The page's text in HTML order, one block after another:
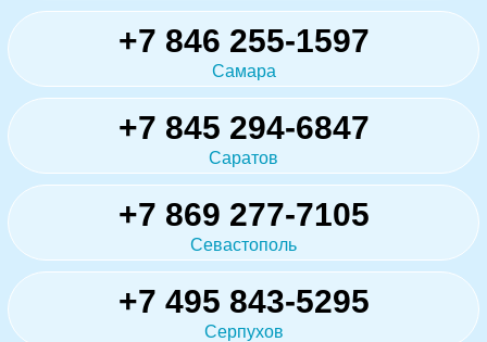
+7 846 255-1597
Самара
+7 845 294-6847
Саратов
+7 869 277-7105
Севастополь
+7 495 843-5295
Серпухов